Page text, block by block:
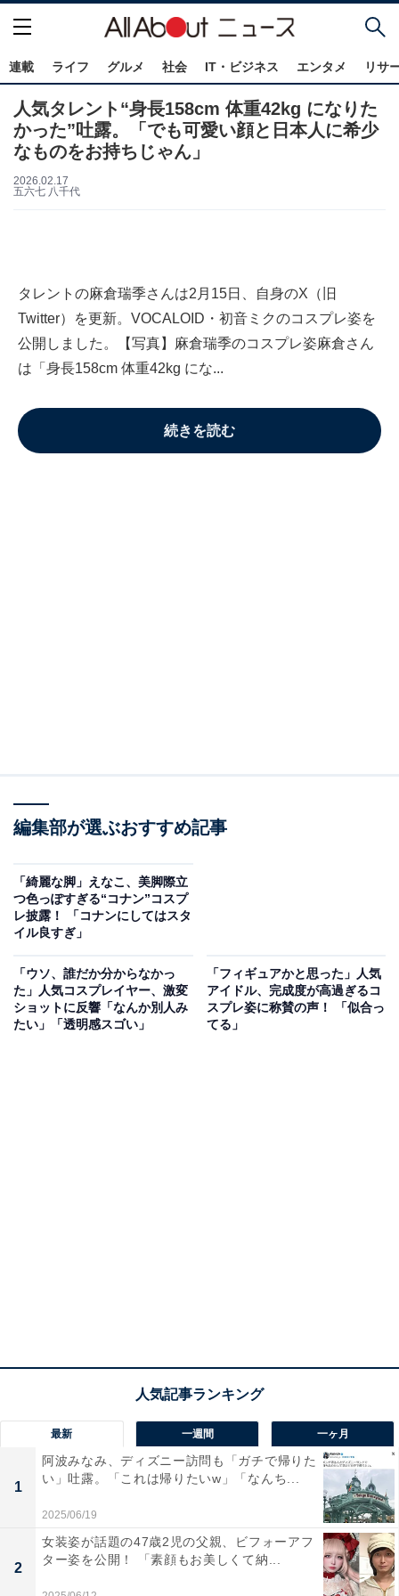
連載 ライフ グルメ 社会 IT・ビジネス エンタメ リサ
人気タレント“身長158cm 体重42kg になりた
かった”吐露。「でも可愛い顔と日本人に希少
なものをお持ちじゃん」
2026.02.17
五六七 八千代
タレントの麻倉瑞季さんは2月15日、自身のX（旧
Twitter）を更新。VOCALOID・初音ミクのコスプレ姿を
公開しました。【写真】麻倉瑞季のコスプレ姿麻倉さん
は「身長158cm 体重42kg にな...
続きを読む
編集部が選ぶおすすめ記事
「綺麗な脚」えなこ、美脚際立
つ色っぽすぎる“コナン”コスプ
レ披露！ 「コナンにしてはスタ
イル良すぎ」
「ウソ、誰だか分からなかっ
た」人気コスプレイヤー、激変
ショットに反響「なんか別人み
たい」「透明感スゴい」
「フィギュアかと思った」人気
アイドル、完成度が高過ぎるコ
スプレ姿に称賛の声！ 「似合っ
てる」
最新 一週間 一ヶ月
1
阿波みなみ、ディズニー訪問も「ガチで帰りた
い」吐露。「これは帰りたいw」「なんち...
2025/06/19
2
女装姿が話題の47歳2児の父親、ビフォーアフ
ター姿を公開！ 「素顔もお美しくて納...